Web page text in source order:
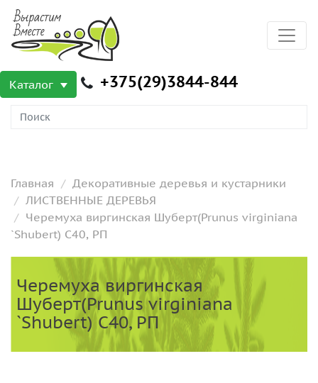
+375(29)3844-844
Главная
Декоративные деревья и кустарники
ЛИСТВЕННЫЕ ДЕРЕВЬЯ
Черемуха виргинская Шуберт(Prunus virginiana
`Shubert) С40, РП
Каталог
Черемуха виргинская
Шуберт(Prunus virginiana
`Shubert) С40, РП